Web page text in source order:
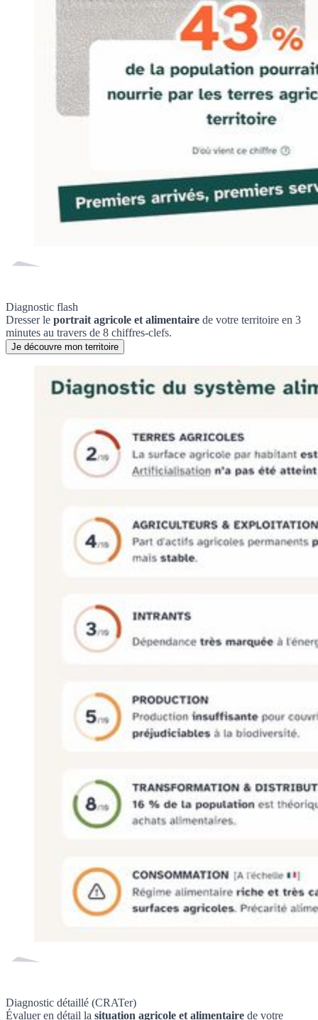
Diagnostic flash
Dresser le portrait agricole et alimentaire de votre territoire en 3
minutes au travers de 8 chiffres-clefs.
Je découvre mon territoire
Diagnostic détaillé (CRATer)
Évaluer en détail la situation agricole et alimentaire de votre